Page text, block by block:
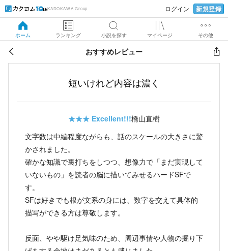
KADOKAWA Group ログイン 新規登録
ホーム ランキング 小説を探す マイページ その他
おすすめレビュー
短いけれど内容は濃く
★★★ Excellent!!!橋山直樹
文字数は中編程度ながらも、話のスケールの大きさに驚
かされました。
確かな知識で裏打ちをしつつ、想像力で「まだ実現して
いないもの」を読者の脳に描いてみせるハードSFで
す。
SFは好きでも根が文系の身には、数字を交えて具体的
描写ができる方は尊敬します。
反面、やや駆け足気味のため、周辺事情や人物の掘り下